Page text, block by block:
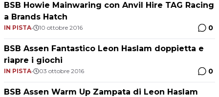
BSB Howie Mainwaring con Anvil Hire TAG Racing
a Brands Hatch
IN PISTA• 10 ottobre 2016 0
BSB Assen Fantastico Leon Haslam doppietta e
riapre i giochi
IN PISTA• 03 ottobre 2016 0
BSB Assen Warm Up Zampata di Leon Haslam